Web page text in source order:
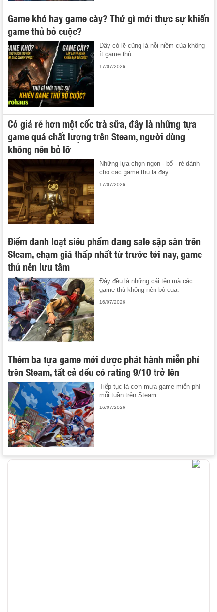
Game khó hay game cày? Thứ gì mới thực sự khiến
game thủ bỏ cuộc?
Đây có lẽ cũng là nỗi niềm của không
ít game thủ.
17/07/2026
Có giá rẻ hơn một cốc trà sữa, đây là những tựa
game quá chất lượng trên Steam, người dùng
không nên bỏ lỡ
Những lựa chọn ngon - bổ - rẻ dành
cho các game thủ là đây.
17/07/2026
Điểm danh loạt siêu phẩm đang sale sập sàn trên
Steam, chạm giá thấp nhất từ trước tới nay, game
thủ nên lưu tâm
Đây đều là những cái tên mà các
game thủ không nên bỏ qua.
16/07/2026
Thêm ba tựa game mới được phát hành miễn phí
trên Steam, tất cả đều có rating 9/10 trở lên
Tiếp tục là cơn mưa game miễn phí
mỗi tuần trên Steam.
16/07/2026